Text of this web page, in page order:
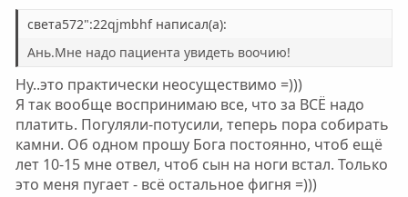
н
ы
г
о
л
о
с
ы
г
о
л
о
с
света572":22qjmbhf написал(а):
Ань.Мне надо пациента увидеть воочию!
Ну..это практически неосуществимо =)))
Я так вообще воспринимаю все, что за ВСЁ надо
платить. Погуляли-потусили, теперь пора собирать
камни. Об одном прошу Бога постоянно, чтоб ещё
лет 10-15 мне отвел, чтоб сын на ноги встал. Только
это меня пугает - всё остальное фигня =)))